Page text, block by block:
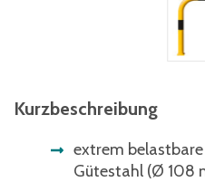
Kurzbeschreibung
extrem
Gütestahl (Ø 108